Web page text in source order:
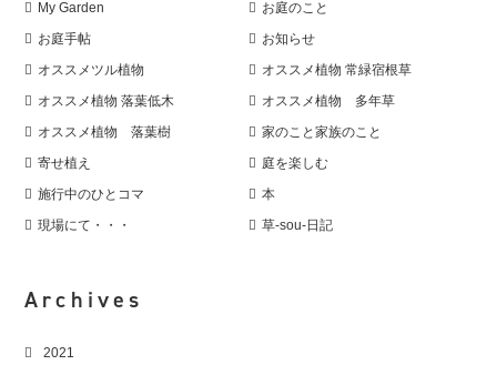
My Garden お庭のこと
お庭手帖 お知らせ
オススメツル植物 オススメ植物 常緑宿根草
オススメ植物 落葉低木 オススメ植物 多年草
オススメ植物 落葉樹 家のこと家族のこと
寄せ植え 庭を楽しむ
施行中のひとコマ 本
現場にて・・・ 草-sou-日記
Archives
2021